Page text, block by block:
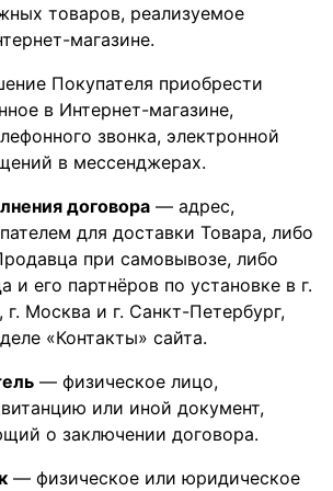
товаров, реализуемое
магазине.
Покупателя приобрести
в Интернет-магазине,
звонка, электронной
в мессенджерах.
договора — адрес,
для доставки Товара, либо
при самовывозе, либо
и его партнёров по установке в г.
Москва и г. Санкт-Петербург,
«Контакты» сайта.
— физическое лицо,
или иной документ,
о заключении договора.
— физическое или юридическое